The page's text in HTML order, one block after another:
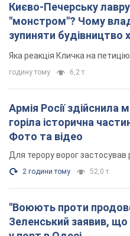
Києво-Печерську
"монстром"? Чому
зупиняти будівництво
"московського вірянина"
Яка реакція Кличка на
годину тому 6,2 т.
Армія Росії здійснила
горіла історична
Фото та відео
Для терору ворог застосував
2 години тому 52,0 т.
"Воюють проти
Зеленський заявив, що